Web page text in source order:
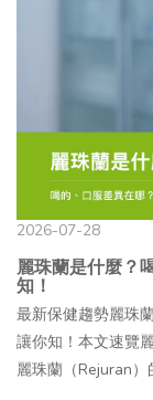
喝的、吃的適合哪
什麼？05喝的
PDRN 常見
品，讓不少人開始
此成為熱門搜尋話
液、面膜到口服保
選，才符合自己的
幫助你在面對琳瑯
擇！ PDRN 是什麼
「PDRN（
是指一種由鮭魚精
物，基本單元包含
（deoxyguanosine
的部分基礎成分相
2026-07-28
麗珠蘭是什麼？
知！
最新保健趨勢麗珠
讓你知！本文速覽
麗珠蘭（Rejuran）